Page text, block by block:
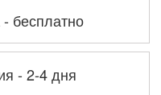
бесплатно
- 2-4 дня